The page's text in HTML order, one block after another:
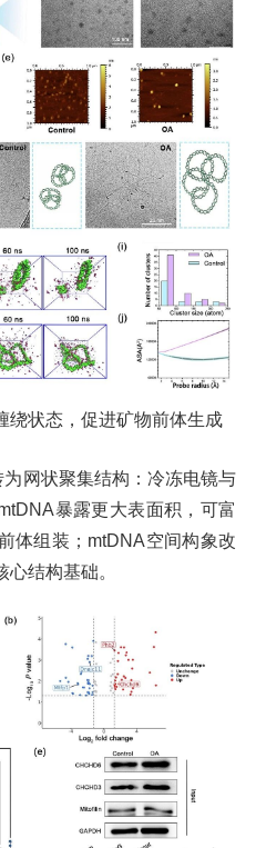
绕状态，促进矿物前体生成
网状聚集结构：冷冻电镜与
暴露更大表面积，可富
体组装；mtDNA空间构象改
结构基础。